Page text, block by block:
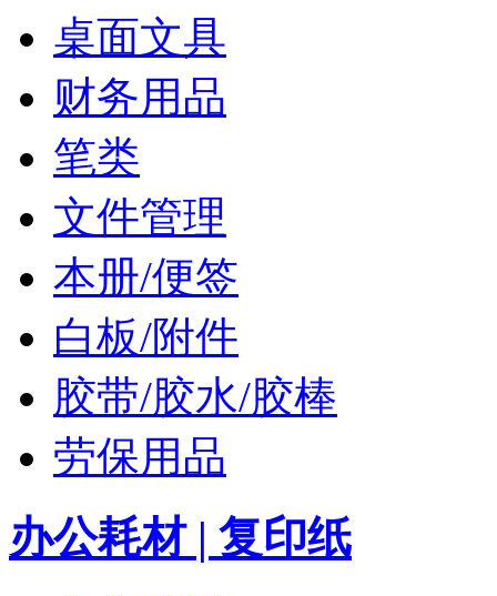
桌面文具
财务用品
笔类
文件管理
本册/便签
白板/附件
胶带/胶水/胶棒
劳保用品
办公耗材 | 复印纸